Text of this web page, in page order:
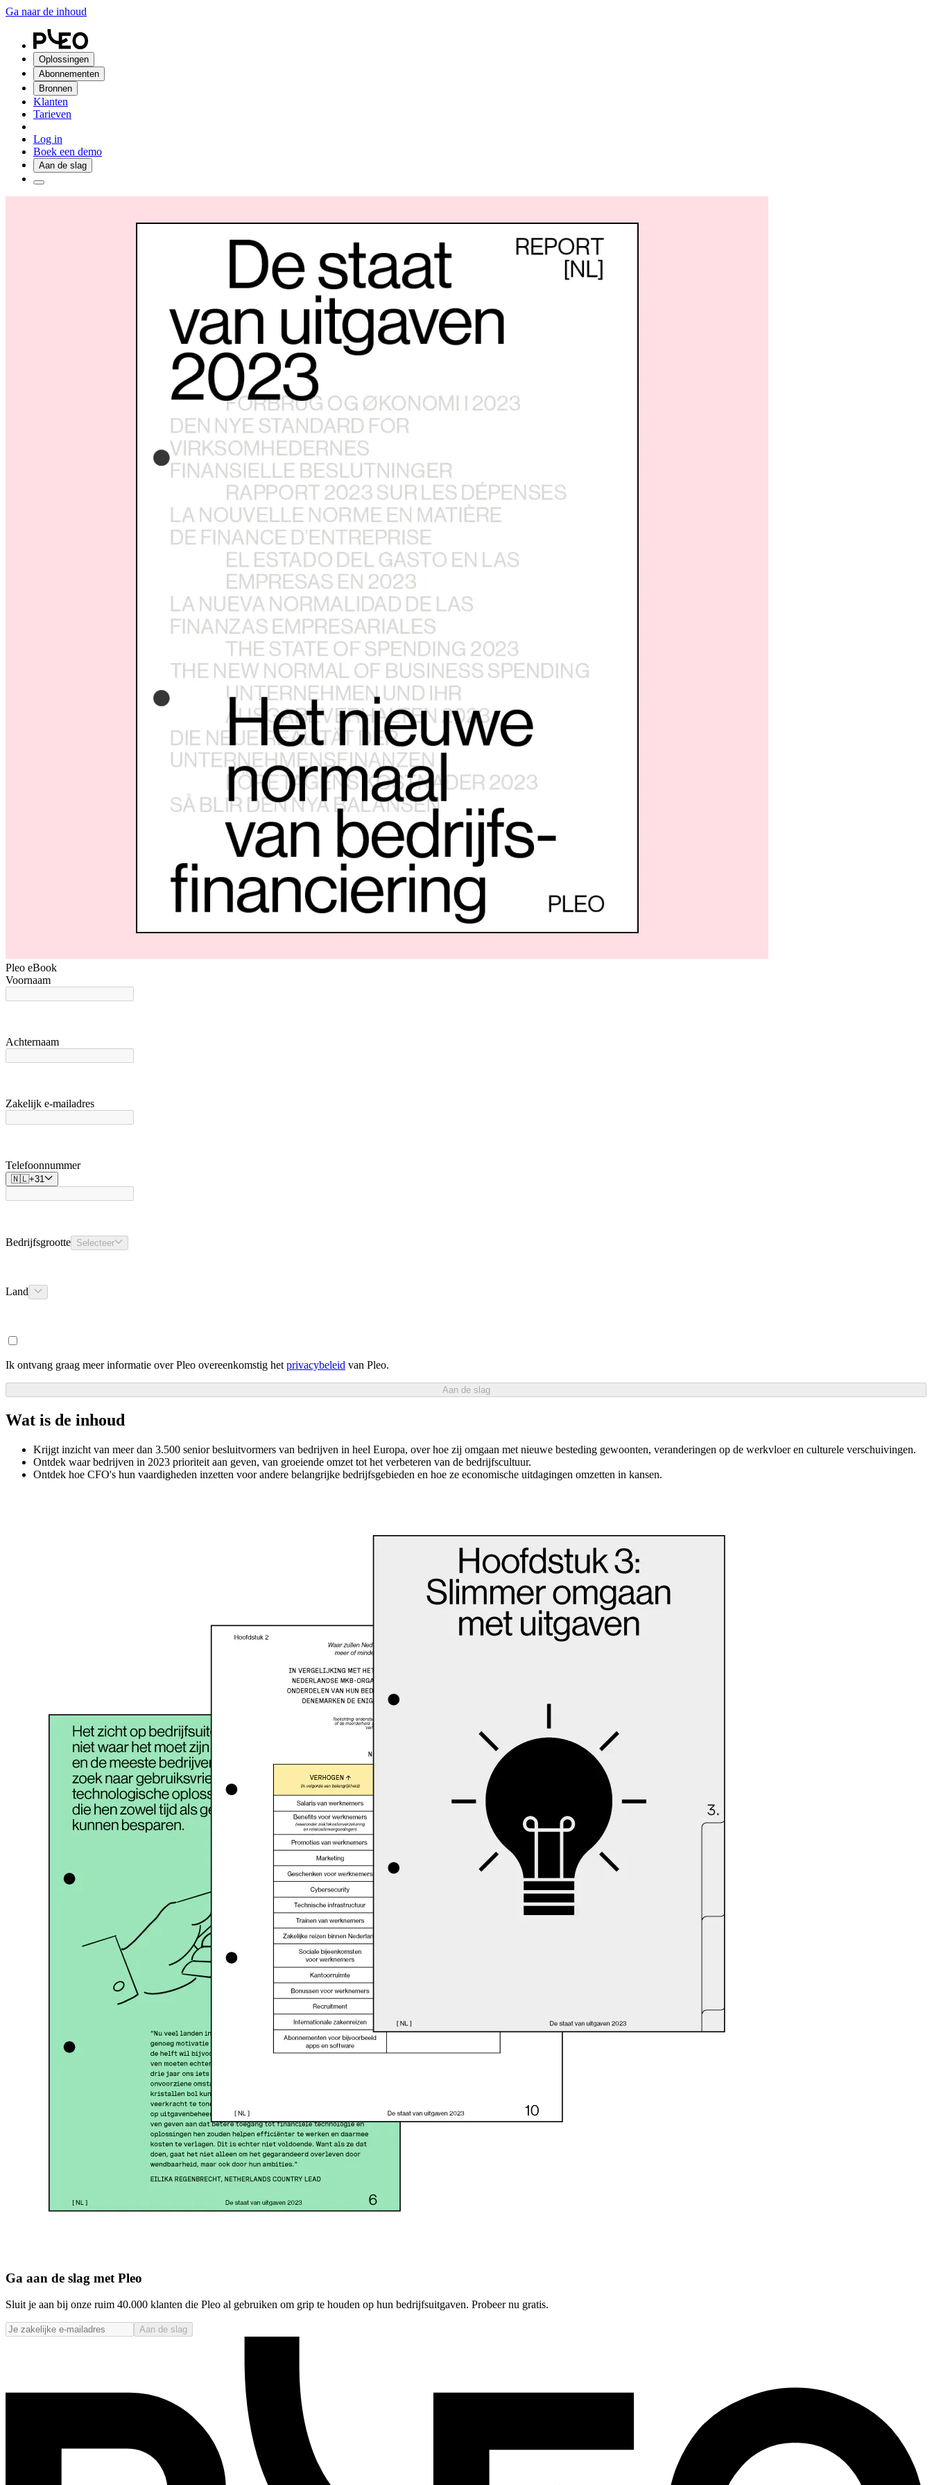
Ga naar de inhoud
Oplossingen
Abonnementen
Bronnen
Klanten
Tarieven
Log in
Boek een demo
Aan de slag
Pleo eBook
Voornaam
Achternaam
Zakelijk e-mailadres
Telefoonnummer
🇳🇱+31
Bedrijfsgrootte Selecteer
Land
Ik ontvang graag meer informatie over Pleo overeenkomstig het privacybeleid van Pleo.
Aan de slag
Wat is de inhoud
Krijgt inzicht van meer dan 3.500 senior besluitvormers van bedrijven in heel Europa, over hoe zij omgaan met nieuwe besteding gewoonten, veranderingen op de werkvloer en culturele verschuivingen.
Ontdek waar bedrijven in 2023 prioriteit aan geven, van groeiende omzet tot het verbeteren van de bedrijfscultuur.
Ontdek hoe CFO's hun vaardigheden inzetten voor andere belangrijke bedrijfsgebieden en hoe ze economische uitdagingen omzetten in kansen.
Ga aan de slag met Pleo
Sluit je aan bij onze ruim 40.000 klanten die Pleo al gebruiken om grip te houden op hun bedrijfsuitgaven. Probeer nu gratis.
Aan de slag